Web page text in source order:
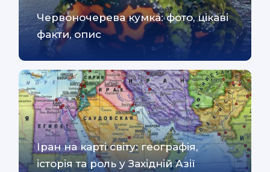
Червоночерева кумка: фото, цікаві
факти, опис
Іран на карті світу: географія,
історія та роль у Західній Азії